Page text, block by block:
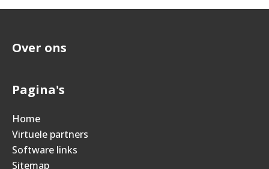
Over ons
Pagina's
Home
Virtuele partners
Software links
Sitemap